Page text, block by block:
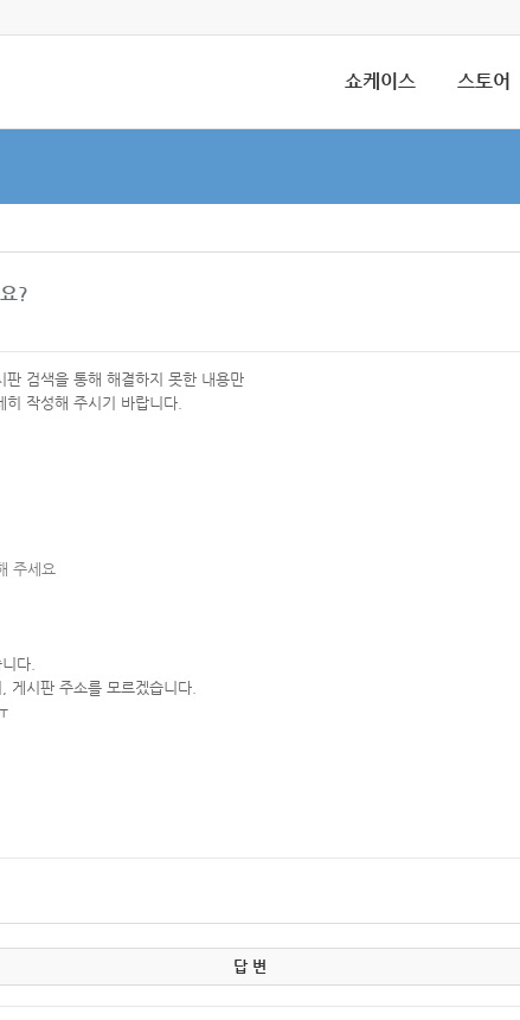
쇼케이스 스토어
?
검색을 통해 해결하지 못한 내용만
작성해 주시기 바랍니다.
주세요
다.
게시판 주소를 모르겠습니다.
답 변